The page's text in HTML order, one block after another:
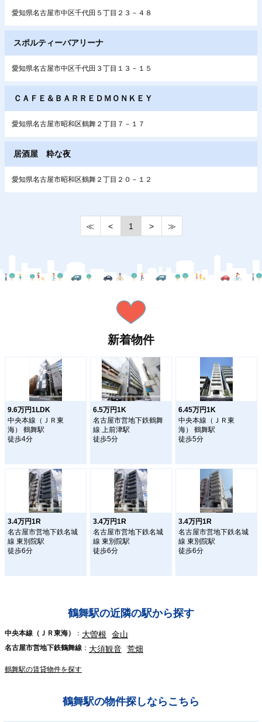
愛知県名古屋市中区千代田５丁目２３－４８
スポルティーバアリーナ
愛知県名古屋市中区千代田３丁目１３－１５
ＣＡＦＥ＆ＢＡＲＲＥＤＭＯＮＫＥＹ
愛知県名古屋市昭和区鶴舞２丁目７－１７
居酒屋 粋な夜
愛知県名古屋市昭和区鶴舞２丁目２０－１２
≪ < 1 > ≫
新着物件
9.6万円1LDK
中央本線（ＪＲ東
海） 鶴舞駅
徒歩4分
6.5万円1K
名古屋市営地下鉄鶴舞
線 上前津駅
徒歩5分
6.45万円1K
中央本線（ＪＲ東
海） 鶴舞駅
徒歩5分
3.4万円1R
名古屋市営地下鉄名城
線 東別院駅
徒歩6分
3.4万円1R
名古屋市営地下鉄名城
線 東別院駅
徒歩6分
3.4万円1R
名古屋市営地下鉄名城
線 東別院駅
徒歩6分
鶴舞駅の近隣の駅から探す
中央本線（ＪＲ東海） 大曽根 金山
名古屋市営地下鉄鶴舞線 大須観音 荒畑
鶴舞駅の賃貸物件を探す
鶴舞駅の物件探しならこちら